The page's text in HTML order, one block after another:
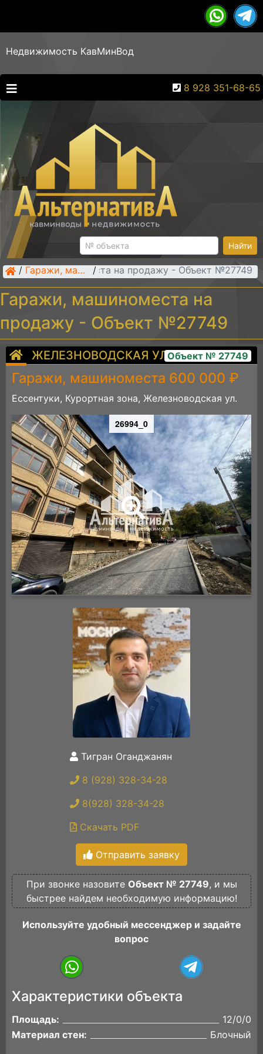
Недвижимость КавМинВод
8 928 351-68-65
Найти
/ Гаражи, машиноместа /
Гаражи, машиноместа на продажу - Объект №27749
Гаражи, машиноместа на
продажу - Объект №27749
ЖЕЛЕЗНОВОДСКАЯ УЛ.Объект № 27749
Гаражи, машиноместа 600 000 ₽
Ессентуки, Курортная зона, Железноводская ул.
26994_0
Тигран Оганджанян
8 (928) 328-34-28
8(928) 328-34-28
Скачать PDF
Отправить заявку
При звонке назовите Объект № 27749, и мы
быстрее найдем необходимую информацию!
Используйте удобный мессенджер и задайте
вопрос
Характеристики объекта
Площадь:
12/0/0
Материал стен:
Блочный